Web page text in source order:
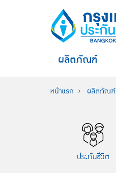
ผลิตภัณฑ์
หน้าแรก ผลิตภัณฑ์
ประกันชีวิต